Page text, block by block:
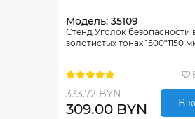
Модель: 35109
Стенд Уголок безопасности
золотистых тонах 1500*1150
333.72 BYN
309.00 BYN В